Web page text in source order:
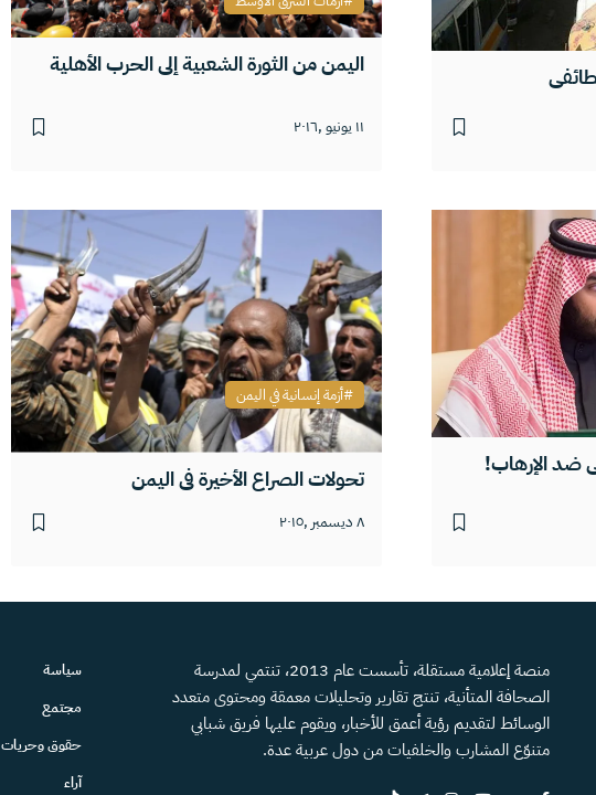
اليمن من الثورة الشعبية إلى الحرب الأهلية
١١ يونيو ,٢٠١٦
ضد الإرهاب!
تحولات الصراع الأخيرة في اليمن
٨ ديسمبر ,٢٠١٥
أزمة إنسانية في اليمن
منصة إعلامية مستقلة، تأسست عام 2013، تنتمي لمدرسة
الصحافة المتأنية، تنتج تقارير وتحليلات معمقة ومحتوى متعدد
الوسائط لتقديم رؤية أعمق للأخبار، ويقوم عليها فريق شبابي
متنوّع المشارب والخلفيات من دول عربية عدة.
سياسة
مجتمع
حقوق وحريات
آراء